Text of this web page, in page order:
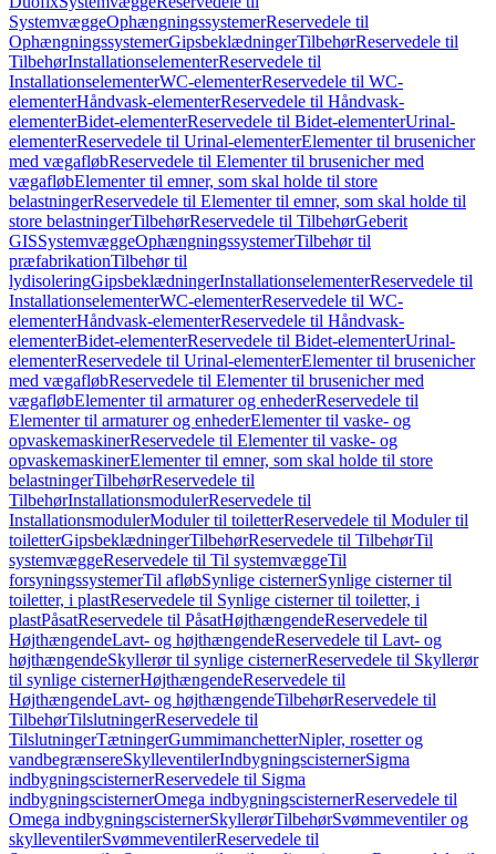
SystemvæggeOphængningssystemerReservedele til
OphængningssystemerGipsbeklædningerTilbehørReservedele til
TilbehørInstallationselementerReservedele til
InstallationselementerWC-elementerReservedele til WC-
elementerHåndvask-elementerReservedele til Håndvask-
elementerBidet-elementerReservedele til Bidet-elementerUrinal-
elementerReservedele til Urinal-elementerElementer til brusenicher
med vægafløbReservedele til Elementer til brusenicher med
vægafløbElementer til emner, som skal holde til store
belastningerReservedele til Elementer til emner, som skal holde til
store belastningerTilbehørReservedele til TilbehørGeberit
GISSystemvæggeOphængningssystemerTilbehør til
præfabrikationTilbehør til
lydisoleringGipsbeklædningerInstallationselementerReservedele til
InstallationselementerWC-elementerReservedele til WC-
elementerHåndvask-elementerReservedele til Håndvask-
elementerBidet-elementerReservedele til Bidet-elementerUrinal-
elementerReservedele til Urinal-elementerElementer til brusenicher
med vægafløbReservedele til Elementer til brusenicher med
vægafløbElementer til armaturer og enhederReservedele til
Elementer til armaturer og enhederElementer til vaske- og
opvaskemaskinerReservedele til Elementer til vaske- og
opvaskemaskinerElementer til emner, som skal holde til store
belastningerTilbehørReservedele til
TilbehørInstallationsmodulerReservedele til
InstallationsmodulerModuler til toiletterReservedele til Moduler til
toiletterGipsbeklædningerTilbehørReservedele til TilbehørTil
systemvæggeReservedele til Til systemvæggeTil
forsyningssystemerTil afløbSynlige cisternerSynlige cisterner til
toiletter, i plastReservedele til Synlige cisterner til toiletter, i
plastPåsatReservedele til PåsatHøjthængendeReservedele til
HøjthængendeLavt- og højthængendeReservedele til Lavt- og
højthængendeSkyllerør til synlige cisternerReservedele til Skyllerør
til synlige cisternerHøjthængendeReservedele til
HøjthængendeLavt- og højthængendeTilbehørReservedele til
TilbehørTilslutningerReservedele til
TilslutningerTætningerGummimanchetterNipler, rosetter og
vandbegrænsereSkylleventilerIndbygningscisternerSigma
indbygningscisternerReservedele til Sigma
indbygningscisternerOmega indbygningscisternerReservedele til
Omega indbygningscisternerSkyllerørTilbehørSvømmeventiler og
skylleventilerSvømmeventilerReservedele til